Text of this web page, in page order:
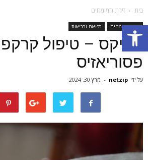
Open toolbar
בית זירת המומחים
זירת המומחים רפואה ובריאות
אוניקס – טיפול
פסוריאזיס
על ידי netzip
- מרץ 30, 2024